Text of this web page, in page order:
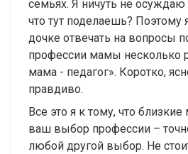
семьях. Я ничуть не осуждаю
что тут поделаешь?
дочке отвечать на вопросы
профессии мамы несколько
мама - педагог». Коротко,
правдиво.
Все это я к тому, что близкие
ваш выбор профессии –
любой другой выбор. Не